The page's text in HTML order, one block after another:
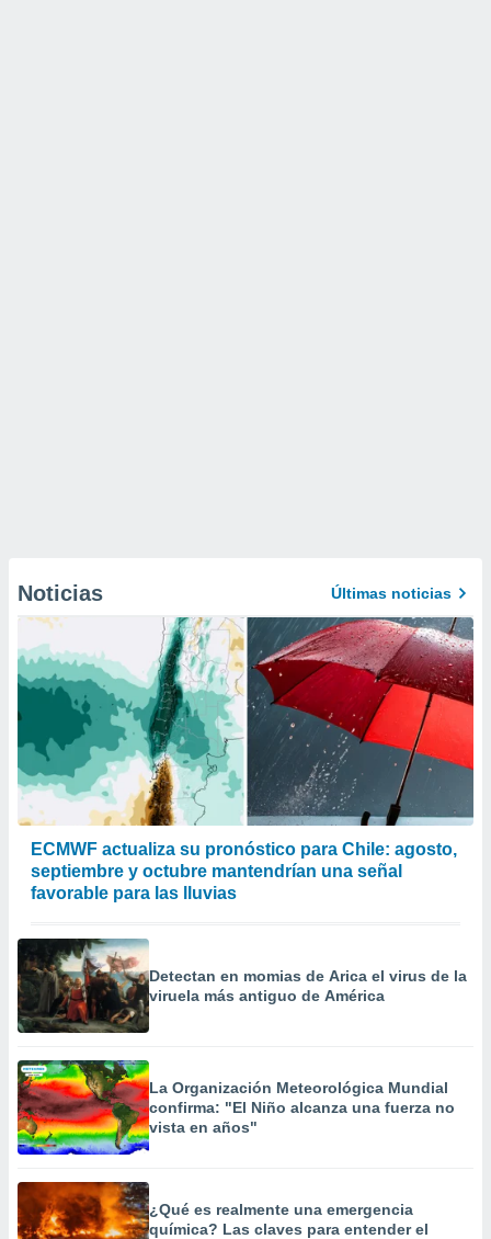
Noticias Últimas noticias
ECMWF actualiza su pronóstico para Chile: agosto,
septiembre y octubre mantendrían una señal
favorable para las lluvias
Detectan en momias de Arica el virus de la
viruela más antiguo de América
La Organización Meteorológica Mundial
confirma: "El Niño alcanza una fuerza no
vista en años"
¿Qué es realmente una emergencia
química? Las claves para entender el